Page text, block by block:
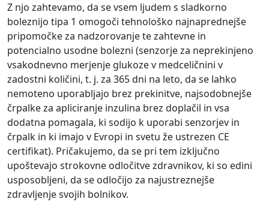
Z njo zahtevamo, da se vsem ljudem s sladkorno
boleznijo tipa 1 omogoči tehnološko najnaprednejše
pripomočke za nadzorovanje te zahtevne in
potencialno usodne bolezni (senzorje za neprekinjeno
vsakodnevno merjenje glukoze v medceličnini v
zadostni količini, t. j. za 365 dni na leto, da se lahko
nemoteno uporabljajo brez prekinitve, najsodobnejše
črpalke za apliciranje inzulina brez doplačil in vsa
dodatna pomagala, ki sodijo k uporabi senzorjev in
črpalk in ki imajo v Evropi in svetu že ustrezen CE
certifikat). Pričakujemo, da se pri tem izključno
upoštevajo strokovne odločitve zdravnikov, ki so edini
usposobljeni, da se odločijo za najustreznejše
zdravljenje svojih bolnikov.